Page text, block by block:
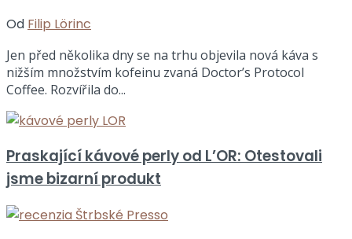
Od Filip Lörinc
Jen před několika dny se na trhu objevila nová káva s
nižším množstvím kofeinu zvaná Doctor’s Protocol
Coffee. Rozvířila do...
Praskající kávové perly od L’OR: Otestovali
jsme bizarní produkt